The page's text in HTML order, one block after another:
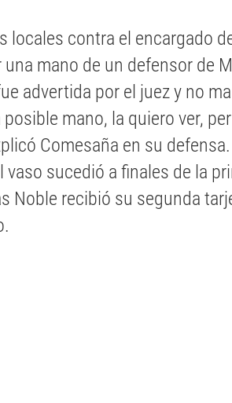
locales contra el encargado
mano de un defensor de
advertida por el juez y no
mano, la quiero ver,
Comesaña en su
vaso sucedió a finales de la
Noble recibió su segunda